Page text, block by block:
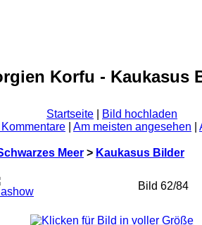
Korfu - Kaukasus
Startseite
Bild hochladen
Am meisten angesehen
Meer > Kaukasus Bilder
Bild 62/84